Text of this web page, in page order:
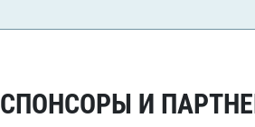
СПОНСОРЫ И